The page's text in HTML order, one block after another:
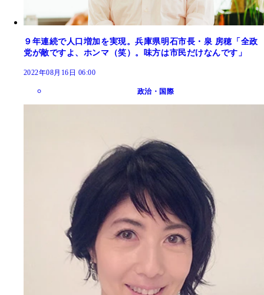
９年連続で人口増加を実現。兵庫県明石市長・泉 房穂「全政
党が敵ですよ、ホンマ（笑）。味方は市民だけなんです」
2022年08月16日 06:00
政治・国際